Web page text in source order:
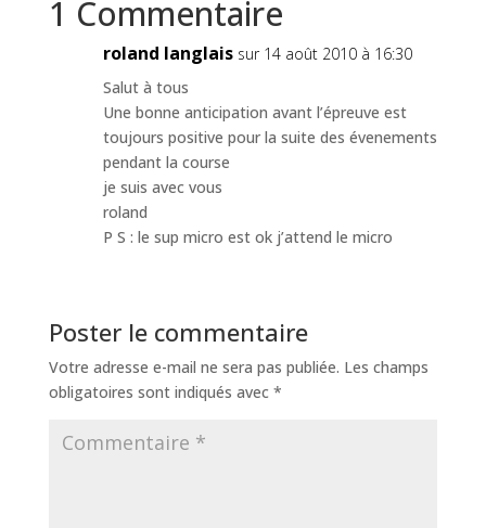
1 Commentaire
roland langlais sur 14 août 2010 à 16:30
Salut à tous
Une bonne anticipation avant l’épreuve est
toujours positive pour la suite des évenements
pendant la course
je suis avec vous
roland
P S : le sup micro est ok j’attend le micro
Poster le commentaire
Votre adresse e-mail ne sera pas publiée. Les champs
obligatoires sont indiqués avec *